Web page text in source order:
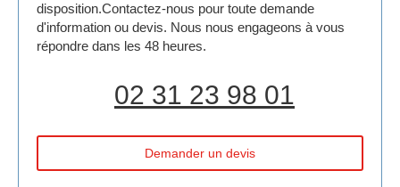
disposition.Contactez-nous pour toute demande
d'information ou devis. Nous nous engageons à vous
répondre dans les 48 heures.
02 31 23 98 01
Demander un devis